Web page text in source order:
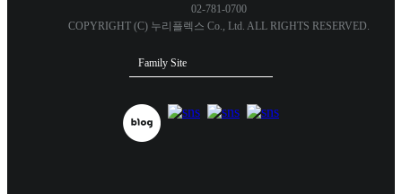
02-781-0700
COPYRIGHT (C) 누리플렉스 Co., Ltd. ALL RIGHTS RESERVED.
Family Site